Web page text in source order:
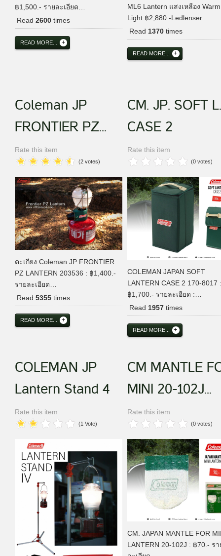
฿1,500.- รายละเอียด…
Read 2600 times
READ MORE...
ML6 Lantern แสงเหลือง Warm
Light ฿2,880.-Ledlenser…
Read 1370times
READ MORE...
Coleman JP
FRONTIER PZ...
Rate this item
(2 votes)
ตะเกียง Coleman JP FRONTIER
PZ LANTERN 203536 : ฿1,400.-
รายละเอียด…
Read 5355 times
READ MORE...
CM. JP. SOFT
CASE 2
Rate this item
(0 votes)
COLEMAN JAPAN SOFT
LANTERN CASE 2 170-8017 :
฿1,700.- รายละเอียด :…
Read 1957times
READ MORE...
COLEMAN JP
Lantern Stand 4
Rate this item
(1 Vote)
CM MANTLE
MINI 20-102J...
Rate this item
(0 votes)
CM. JAPAN MANTLE FOR
LANTERN 20-102J : ฿70.- รา